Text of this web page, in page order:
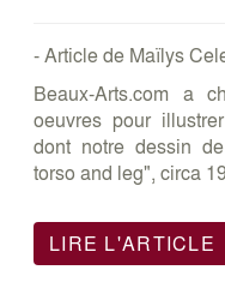
- Article de Maïlys
Beaux-Arts.com a
oeuvres pour
dont notre dessin
torso and leg", circa
LIRE L'ARTICLE